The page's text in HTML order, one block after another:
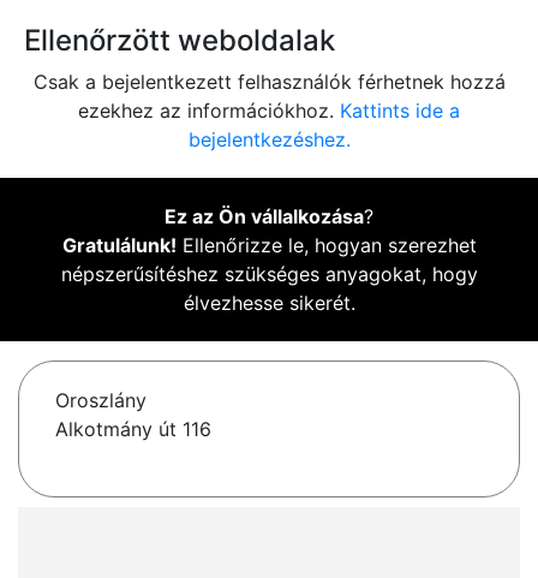
Ellenőrzött weboldalak
Csak a bejelentkezett felhasználók férhetnek hozzá
ezekhez az információkhoz. Kattints ide a
bejelentkezéshez.
Ez az Ön vállalkozása?
Gratulálunk! Ellenőrizze le, hogyan szerezhet
népszerűsítéshez szükséges anyagokat, hogy
élvezhesse sikerét.
Oroszlány
Alkotmány út 116